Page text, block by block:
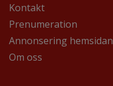
Kontakt
Prenumeration
Annonsering hemsidan
Om oss